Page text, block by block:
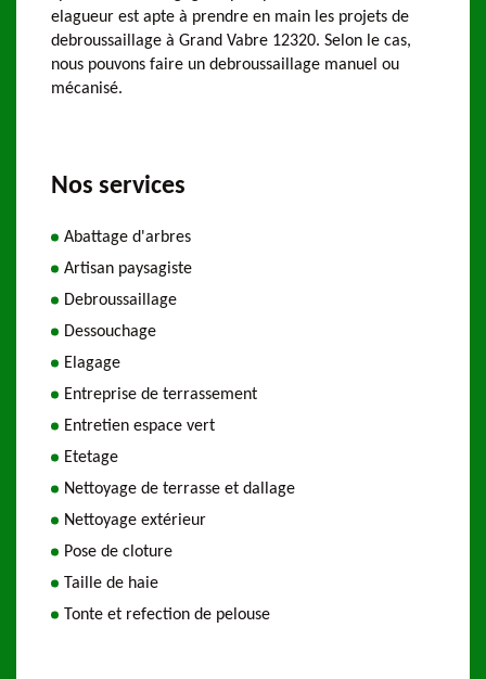
elagueur est apte à prendre en main les projets de
debroussaillage à Grand Vabre 12320. Selon le cas,
nous pouvons faire un debroussaillage manuel ou
mécanisé.
Nos services
Abattage d'arbres
Artisan paysagiste
Debroussaillage
Dessouchage
Elagage
Entreprise de terrassement
Entretien espace vert
Etetage
Nettoyage de terrasse et dallage
Nettoyage extérieur
Pose de cloture
Taille de haie
Tonte et refection de pelouse